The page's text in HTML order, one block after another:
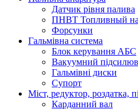
Датчик рівня палива
ПНВТ Топливный
Форсунки
Гальмівна система
Блок керування АБС
Вакуумний
Гальмівні диски
Супорт
Міст, редуктор, роздатка,
Карданний вал